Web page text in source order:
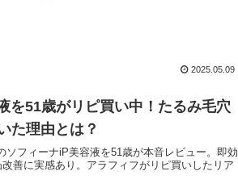
2025.05.09
を51歳がリピ買い中！たるみ毛穴
た理由とは？
ソフィーナiP美容液を51歳が本音レビュー。即効
改善に実感あり。アラフィフがリピ買いしたリア